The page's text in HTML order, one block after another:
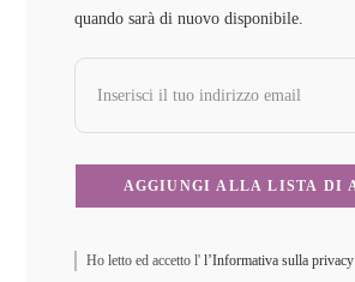
quando sarà di nuovo disponibile.
Ho letto ed accetto l' l’Informativa sulla privacy